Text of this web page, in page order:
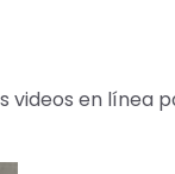
videos en línea